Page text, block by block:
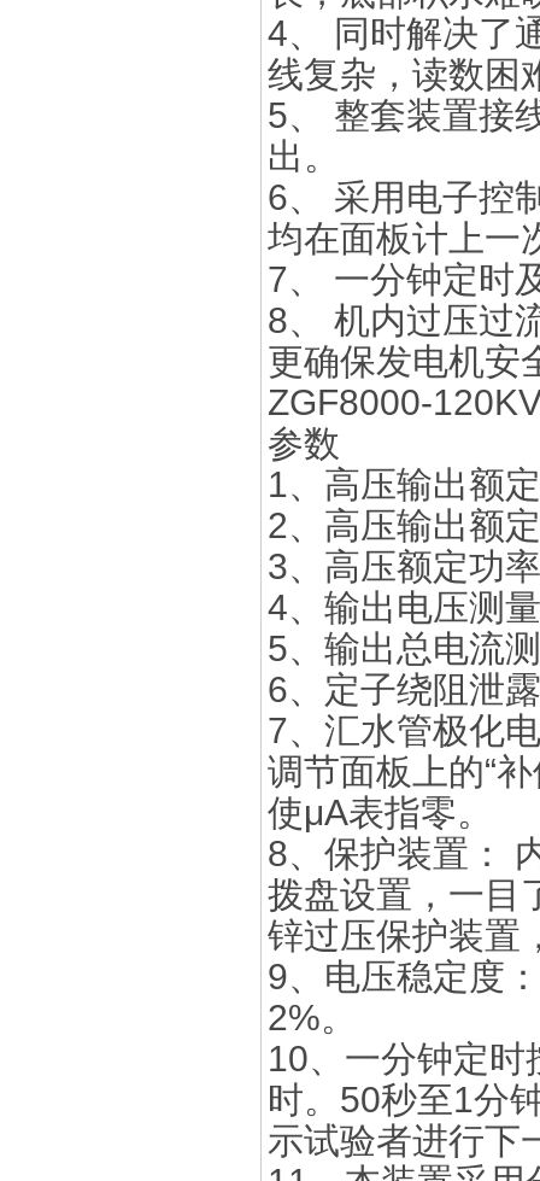
4、 同时解决了
线复杂，读数困
5、 整套装置接
出。
6、 采用电子控
均在面板计上一
7、 一分钟定时
8、 机内过压过
更确保发电机安
ZGF8000-
参数
1、高压输出额
2、高压输出额
3、高压额定功
4、输出电压测
5、输出总电流
6、定子绕阻泄
7、汇水管极化
调节面板上的
使μA表指零。
8、保护装置：
拨盘设置，一目
锌过压保护装置
9、电压稳定度
2%。
10、一分钟定时
时。50秒至1分
示试验者进行下